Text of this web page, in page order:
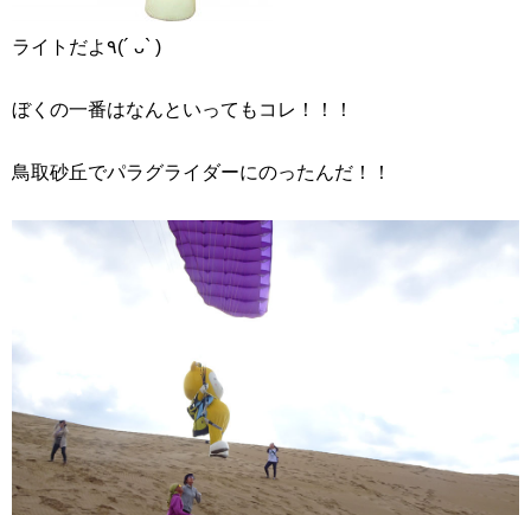
ライトだよ٩(´ ᴗ` )
ぼくの一番はなんといってもコレ！！！
鳥取砂丘でパラグライダーにのったんだ！！